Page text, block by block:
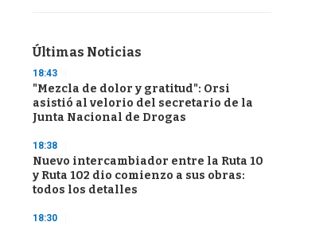
Últimas Noticias
18:43
"Mezcla de dolor y gratitud": Orsi
asistió al velorio del secretario de la
Junta Nacional de Drogas
18:38
Nuevo intercambiador entre la Ruta 10
y Ruta 102 dio comienzo a sus obras:
todos los detalles
18:30